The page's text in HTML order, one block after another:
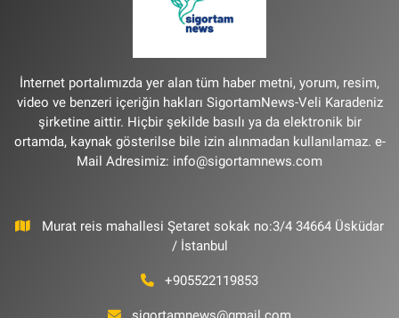
İnternet portalımızda yer alan tüm haber metni, yorum, resim,
video ve benzeri içeriğin hakları SigortamNews-Veli Karadeniz
şirketine aittir. Hiçbir şekilde basılı ya da elektronik bir
ortamda, kaynak gösterilse bile izin alınmadan kullanılamaz. e-
Mail Adresimiz: info@sigortamnews.com
Murat reis mahallesi Şetaret sokak no:3/4 34664 Üsküdar
/ İstanbul
+905522119853